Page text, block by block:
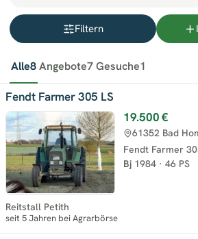
Filtern
Alle8Angebote7Gesuche1
Fendt Farmer 305 LS
19.500 €
Fendt Farmer
Bj 1984 ·46 PS
61352 Bad
Reitstall Petith
seit 5 Jahren bei Agrarbörse